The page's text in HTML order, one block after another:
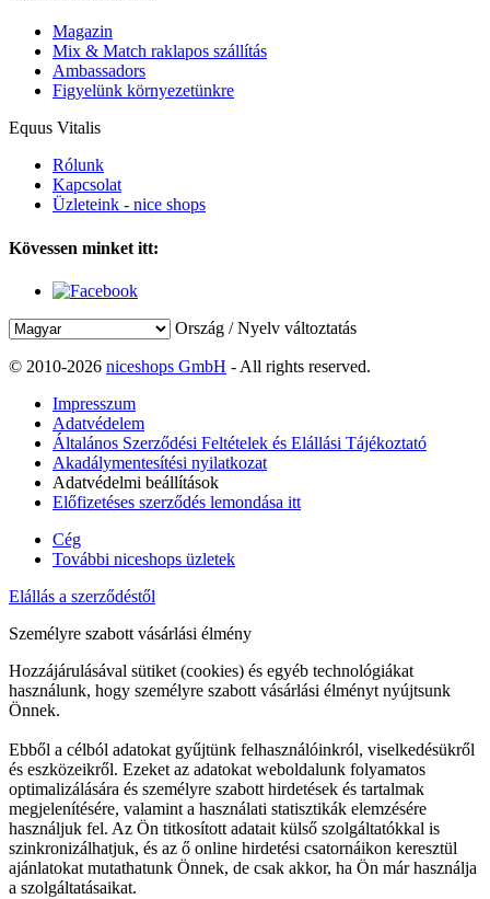
Magazin
Mix & Match raklapos szállítás
Ambassadors
Figyelünk környezetünkre
Equus Vitalis
Rólunk
Kapcsolat
Üzleteink - nice shops
Kövessen minket itt:
Ország / Nyelv változtatás
© 2010-2026 niceshops GmbH - All rights reserved.
Impresszum
Adatvédelem
Általános Szerződési Feltételek és Elállási Tájékoztató
Akadálymentesítési nyilatkozat
Adatvédelmi beállítások
Előfizetéses szerződés lemondása itt
Cég
További niceshops üzletek
Elállás a szerződéstől
Személyre szabott vásárlási élmény
Hozzájárulásával sütiket (cookies) és egyéb technológiákat
használunk, hogy személyre szabott vásárlási élményt nyújtsunk
Önnek.
Ebből a célból adatokat gyűjtünk felhasználóinkról, viselkedésükről
és eszközeikről. Ezeket az adatokat weboldalunk folyamatos
optimalizálására és személyre szabott hirdetések és tartalmak
megjelenítésére, valamint a használati statisztikák elemzésére
használjuk fel. Az Ön titkosított adatait külső szolgáltatókkal is
szinkronizálhatjuk, és az ő online hirdetési csatornáikon keresztül
ajánlatokat mutathatunk Önnek, de csak akkor, ha Ön már használja
a szolgáltatásaikat.